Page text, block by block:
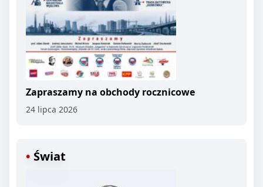
Zapraszamy na obchody rocznicowe
24 lipca 2026
Świat